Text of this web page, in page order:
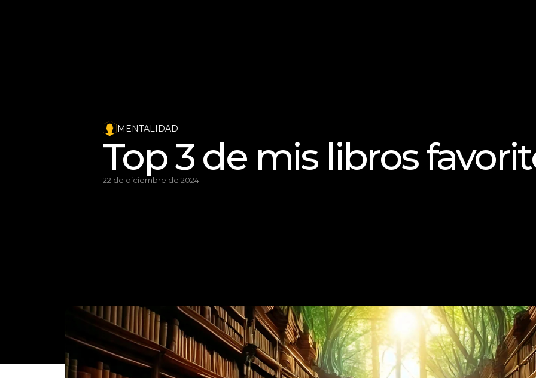
MENTALIDAD
Top 3 de mis libros
22 de diciembre de 2024